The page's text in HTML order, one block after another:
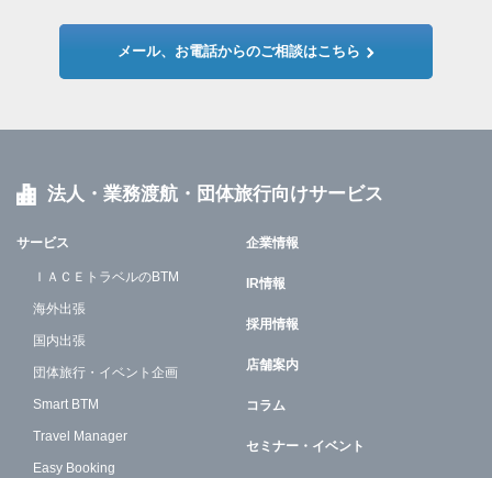
メール、お電話からのご相談はこちら
法人・業務渡航・団体旅行向けサービス
サービス
ＩＡＣＥトラベルのBTM
海外出張
国内出張
団体旅行・イベント企画
Smart BTM
Travel Manager
Easy Booking
企業情報
IR情報
採用情報
店舗案内
コラム
セミナー・イベント